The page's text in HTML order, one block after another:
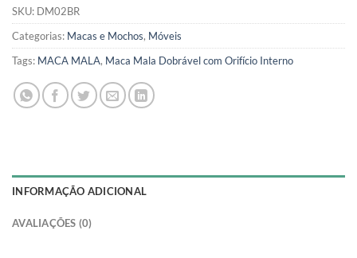
SKU: DM02BR
Categorias: Macas e Mochos, Móveis
Tags: MACA MALA, Maca Mala Dobrável com Orifício Interno
INFORMAÇÃO ADICIONAL
AVALIAÇÕES (0)